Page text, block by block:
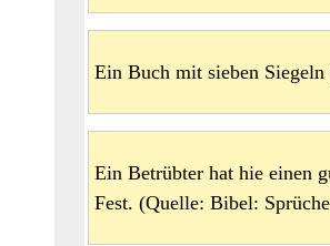
Ein Buch mit sieben
Ein Betrübter hat hie einen
Fest. (Quelle: Bibel: